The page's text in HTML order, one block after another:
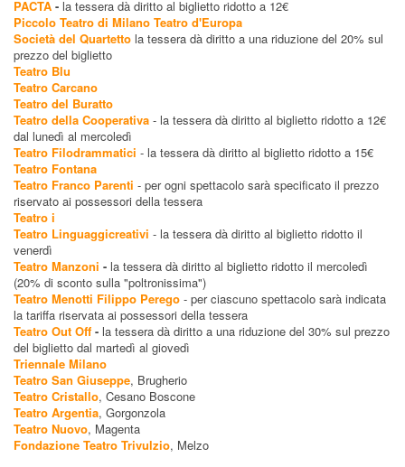
PACTA - la tessera dà diritto al biglietto ridotto a 12€
Piccolo Teatro di Milano Teatro d'Europa
Società del Quartetto la tessera dà diritto a una riduzione del 20% sul
prezzo del biglietto
Teatro Blu
Teatro Carcano
Teatro del Buratto
Teatro della Cooperativa - la tessera dà diritto al biglietto ridotto a 12€
dal lunedì al mercoledì
Teatro Filodrammatici - la tessera dà diritto al biglietto ridotto a 15€
Teatro Fontana
Teatro Franco Parenti - per ogni spettacolo sarà specificato il prezzo
riservato ai possessori della tessera
Teatro i
Teatro Linguaggicreativi - la tessera dà diritto al biglietto ridotto il
venerdì
Teatro Manzoni - la tessera dà diritto al biglietto ridotto il mercoledì
(20% di sconto sulla "poltronissima")
Teatro Menotti Filippo Perego - per ciascuno spettacolo sarà indicata
la tariffa riservata ai possessori della tessera
Teatro Out Off - la tessera dà diritto a una riduzione del 30% sul prezzo
del biglietto dal martedì al giovedì
Triennale Milano
Teatro San Giuseppe, Brugherio
Teatro Cristallo, Cesano Boscone
Teatro Argentia, Gorgonzola
Teatro Nuovo, Magenta
Fondazione Teatro Trivulzio, Melzo